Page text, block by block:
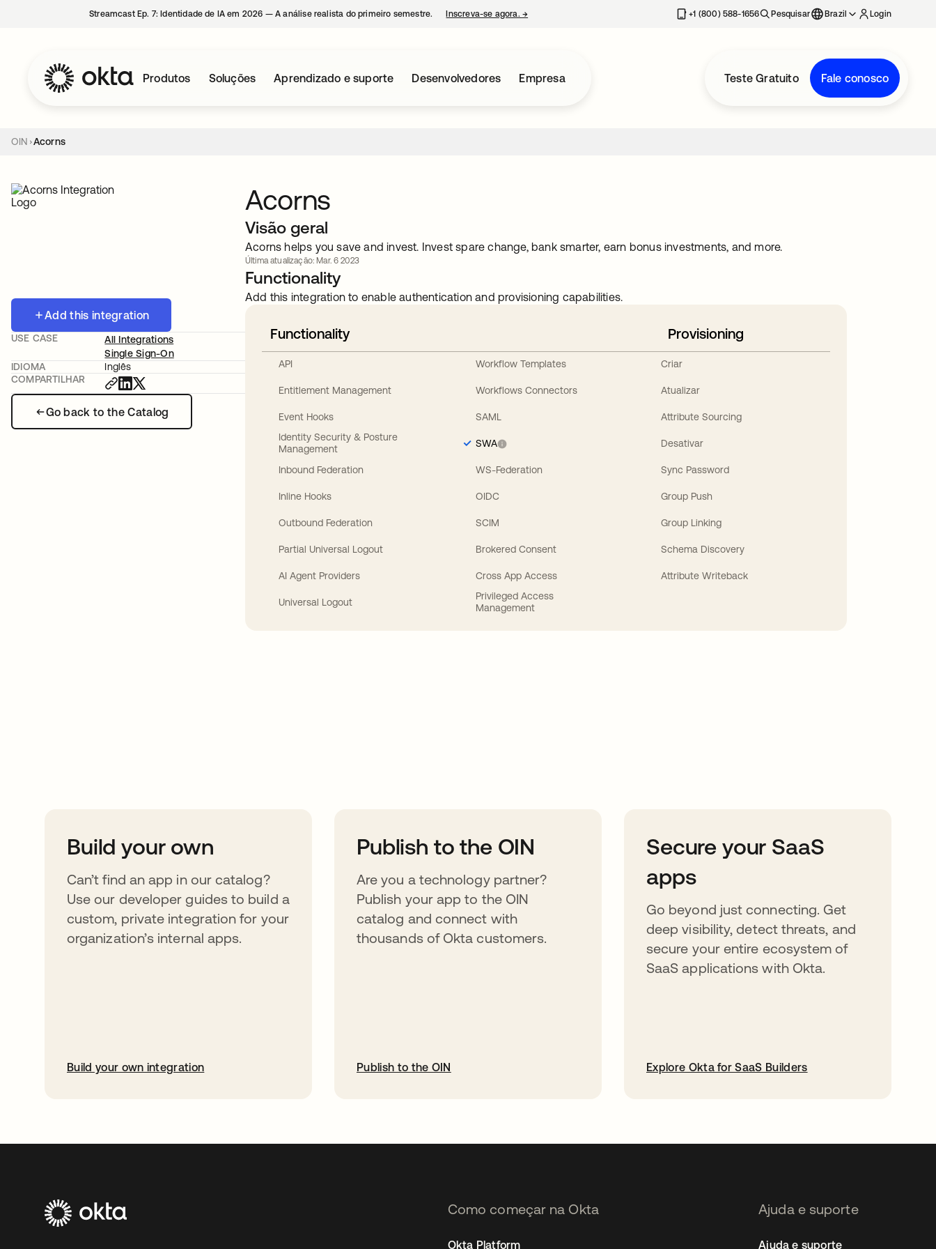
Streamcast Ep. 7: Identidade de IA em 2026 — A análise realista do primeiro semestre. Inscreva-se agora. → +1 (800) 588-1656 Pesquisar Brazil Login
Produtos Soluções Aprendizado e suporte Desenvolvedores Empresa Teste Gratuito Fale conosco
OIN Acorns
Add this integration
Go back to the Catalog
USE CASE
All Integrations
Single Sign-On
IDIOMA
Inglês
COMPARTILHAR
Acorns
Visão geral
Acorns helps you save and invest. Invest spare change, bank smarter, earn bonus investments, and more.
Última atualização: Mar. 6 2023
Functionality
Add this integration to enable authentication and provisioning capabilities.
Functionality
API
Entitlement Management
Event Hooks
Identity Security & Posture
Management
Inbound Federation
Inline Hooks
Outbound Federation
Partial Universal Logout
AI Agent Providers
Universal Logout
Workflow Templates
Workflows Connectors
SAML
SWA
WS-Federation
OIDC
SCIM
Brokered Consent
Cross App Access
Privileged Access
Management
Provisioning
Criar
Atualizar
Attribute Sourcing
Desativar
Sync Password
Group Push
Group Linking
Schema Discovery
Attribute Writeback
Build your own
Can’t find an app in our catalog?
Use our developer guides to build a
custom, private integration for your
organization’s internal apps.
Build your own integration
Publish to the OIN
Are you a technology partner?
Publish your app to the OIN
catalog and connect with
thousands of Okta customers.
Publish to the OIN
Secure your SaaS
apps
Go beyond just connecting. Get
deep visibility, detect threats, and
secure your entire ecosystem of
SaaS applications with Okta.
Explore Okta for SaaS Builders
Como começar na Okta
Okta Platform
Ajuda e suporte
Ajuda e suporte